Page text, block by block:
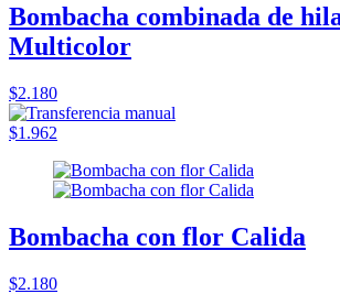
Bombacha combinada de
Multicolor
$2.180
$1.962
Bombacha con flor Calida
$2.180